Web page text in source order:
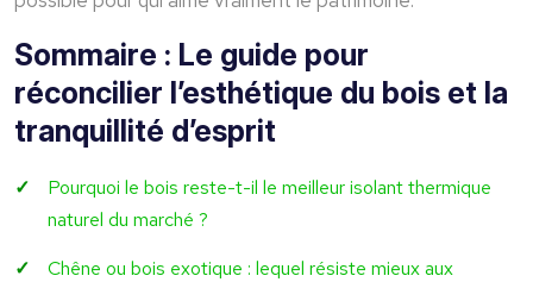
Sommaire : Le guide pour
réconcilier l’esthétique du bois et la
tranquillité d’esprit
Pourquoi le bois reste-t-il le meilleur isolant thermique
naturel du marché ?
Chêne ou bois exotique : lequel résiste mieux aux